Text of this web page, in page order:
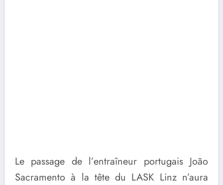
Le passage de l’entraîneur portugais João
Sacramento à la tête du LASK Linz n’aura